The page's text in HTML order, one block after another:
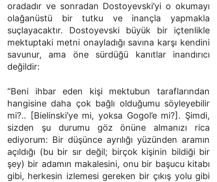
oradadır ve sonradan Dostoyevski’yi o okumayı
olağanüstü bir tutku ve inançla yapmakla
suçlayacaktır. Dostoyevski büyük bir içtenlikle
mektuptaki metni onayladığı savına karşı kendini
savunur, ama öne sürdüğü kanıtlar inandırıcı
değildir:
“Beni ihbar eden kişi mektubun taraflarından
hangisine daha çok bağlı olduğumu söyleyebilir
mi?.. [Bielinski’ye mi, yoksa Gogol’e mi?]. Şimdi,
sizden şu durumu göz önüne almanızı rica
ediyorum: Bir düşünce ayrılığı yüzünden aramın
açıldığı (bu bir sır değil; birçok kişinin bildiği bir
şey) bir adamın makalesini, onu bir başucu kitabı
gibi, herkesin izlemesi gereken bir çıkış yolu gibi